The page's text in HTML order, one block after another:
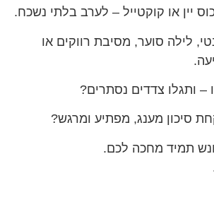
יין או קוקטייל – לערב בלתי נשכח.
לילה סוער, מסיבת רווקים או
ותגלו צדדים נסתרים?
סיכון מענג, מפתיע ומרגש?
תמיד מחכה לכם.